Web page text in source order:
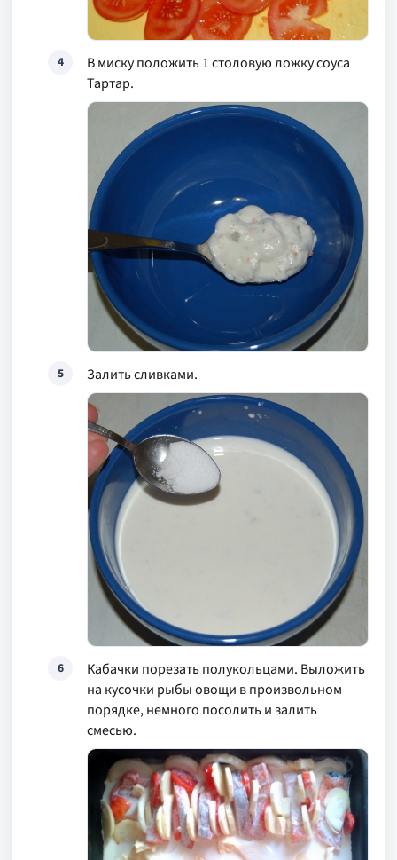
4
В миску положить 1 столовую ложку соуса
Тартар.
5 Залить сливками.
6
Кабачки порезать полукольцами. Выложить
на кусочки рыбы овощи в произвольном
порядке, немного посолить и залить
смесью.